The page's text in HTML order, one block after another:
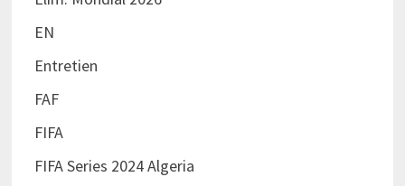
EN
Entretien
FAF
FIFA
FIFA Series 2024 Algeria